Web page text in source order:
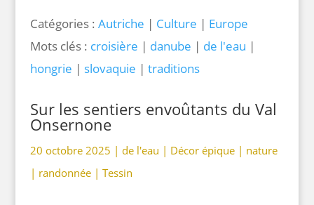
Catégories : Autriche | Culture | Europe
Mots clés : croisière | danube | de l'eau |
hongrie | slovaquie | traditions
Sur les sentiers envoûtants du Val
Onsernone
20 octobre 2025 | de l'eau | Décor épique| nature
| randonnée| Tessin